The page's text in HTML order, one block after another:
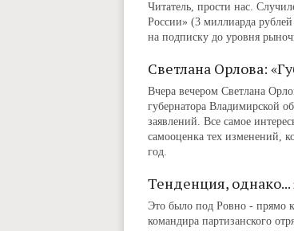
Читатель, прости нас.
России» (3 миллиарда
на подписку до уровня
Светлана Орлова:
Вчера вечером Светлана
губернатора Владимирской
заявлений. Все самое
самооценка тех изменений,
год.
Тенденция, однако...
Это было под Ровно - прямо
командира партизанского